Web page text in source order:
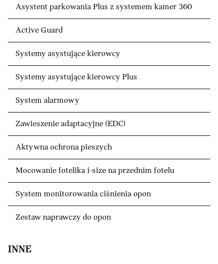
Asystent parkowania Plus z systemem kamer 360
Active Guard
Systemy asystujące kierowcy
Systemy asystujące kierowcy Plus
System alarmowy
Zawieszenie adaptacyjne (EDC)
Aktywna ochrona pieszych
Mocowanie fotelika i-size na przednim fotelu
System monitorowania ciśnienia opon
Zestaw naprawczy do opon
INNE